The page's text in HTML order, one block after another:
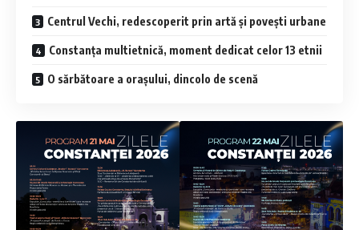
Centrul Vechi, redescoperit prin artă și povești urbane
Constanța multietnică, moment dedicat celor 13 etnii
O sărbătoare a orașului, dincolo de scenă